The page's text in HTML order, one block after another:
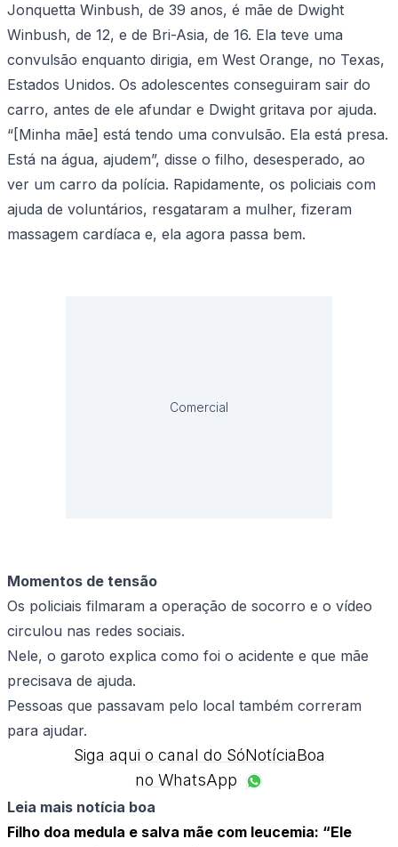
Jonquetta Winbush, de 39 anos, é mãe de Dwight
Winbush, de 12, e de Bri-Asia, de 16. Ela teve uma
convulsão enquanto dirigia, em West Orange, no Texas,
Estados Unidos. Os adolescentes conseguiram sair do
carro, antes de ele afundar e Dwight gritava por ajuda.
“[Minha mãe] está tendo uma convulsão. Ela está presa.
Está na água, ajudem”, disse o filho, desesperado, ao
ver um carro da polícia. Rapidamente, os policiais com
ajuda de voluntários, resgataram a mulher, fizeram
massagem cardíaca e, ela agora passa bem.
Comercial
Momentos de tensão
Os policiais filmaram a operação de socorro e o vídeo
circulou nas redes sociais.
Nele, o garoto explica como foi o acidente e que mãe
precisava de ajuda.
Pessoas que passavam pelo local também correram
para ajudar.
Siga aqui o canal do SóNotíciaBoa
no WhatsApp
Leia mais notícia boa
Filho doa medula e salva mãe com leucemia: “Ele